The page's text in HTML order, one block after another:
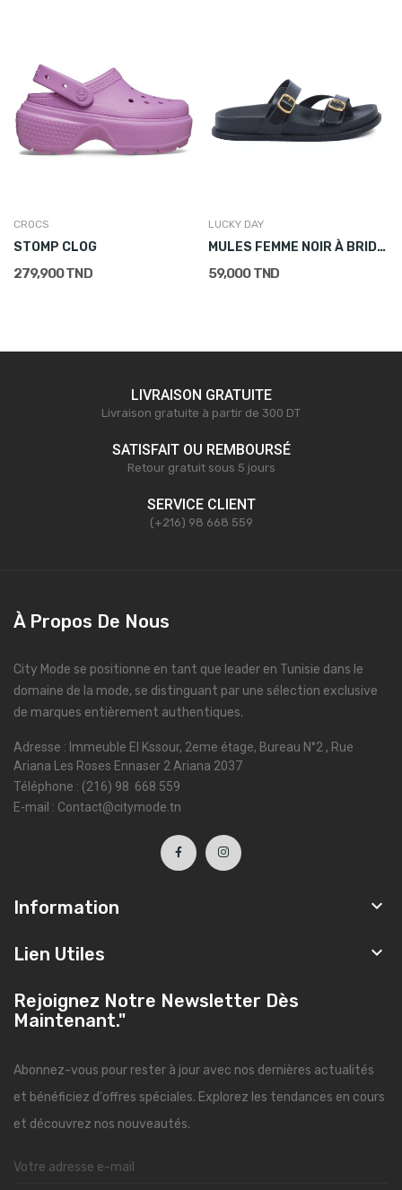
CROCS
STOMP CLOG
279,900 TND
LUCKY DAY
MULES FEMME NOIR À BRIDES
59,000 TND
LIVRAISON GRATUITE
Livraison gratuite à partir de 300 DT
SATISFAIT OU REMBOURSÉ
Retour gratuit sous 5 jours
SERVICE CLIENT
(+216) 98 668 559
À Propos De Nous
City Mode se positionne en tant que leader en Tunisie dans le
domaine de la mode, se distinguant par une sélection exclusive
de marques entièrement authentiques.
Adresse : Immeuble El Kssour, 2eme étage, Bureau N°2 , Rue
Ariana Les Roses Ennaser 2 Ariana 2037
Téléphone : (216) 98 668 559
E-mail : Contact@citymode.tn
Information 
Lien Utiles 
Rejoignez Notre Newsletter Dès
Maintenant."
Abonnez-vous pour rester à jour avec nos dernières actualités
et bénéficiez d'offres spéciales. Explorez les tendances en cours
et découvrez nos nouveautés.